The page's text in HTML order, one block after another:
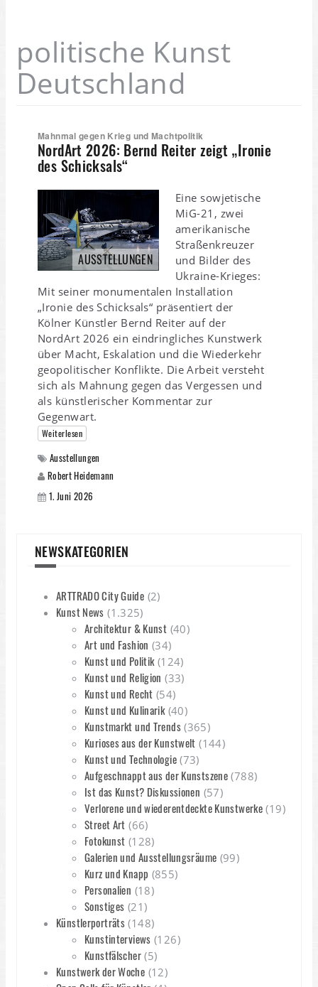
politische Kunst
Deutschland
Mahnmal gegen Krieg und Machtpolitik
NordArt 2026: Bernd Reiter zeigt „Ironie
des Schicksals“
AUSSTELLUNGEN
Eine sowjetische
MiG-21, zwei
amerikanische
Straßenkreuzer
und Bilder des
Ukraine-Krieges:
Mit seiner monumentalen Installation
„Ironie des Schicksals“ präsentiert der
Kölner Künstler Bernd Reiter auf der
NordArt 2026 ein eindringliches Kunstwerk
über Macht, Eskalation und die Wiederkehr
geopolitischer Konflikte. Die Arbeit versteht
sich als Mahnung gegen das Vergessen und
als künstlerischer Kommentar zur
Gegenwart.
Weiterlesen
Ausstellungen
Robert Heidemann
1. Juni 2026
NEWSKATEGORIEN
ARTTRADO City Guide (2)
Kunst News (1.325)
Architektur & Kunst (40)
Art und Fashion (34)
Kunst und Politik(124)
Kunst und Religion (33)
Kunst und Recht (54)
Kunst und Kulinarik(40)
Kunstmarkt und Trends(365)
Kurioses aus der Kunstwelt (144)
Kunst und Technologie(73)
Aufgeschnappt aus der Kunstszene (788)
Ist das Kunst? Diskussionen (57)
Verlorene und wiederentdeckte Kunstwerke (19)
Street Art (66)
Fotokunst (128)
Galerien und Ausstellungsräume (99)
Kurz und Knapp (855)
Personalien (18)
Sonstiges (21)
Künstlerporträts (148)
Kunstinterviews (126)
Kunstfälscher(5)
Kunstwerk der Woche (12)